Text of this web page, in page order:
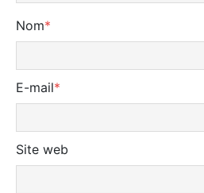
Nom*
E-mail*
Site web